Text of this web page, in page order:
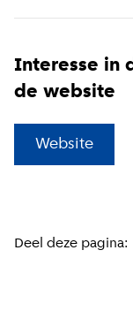
Interesse in
de website
Website
Deel deze pagina: